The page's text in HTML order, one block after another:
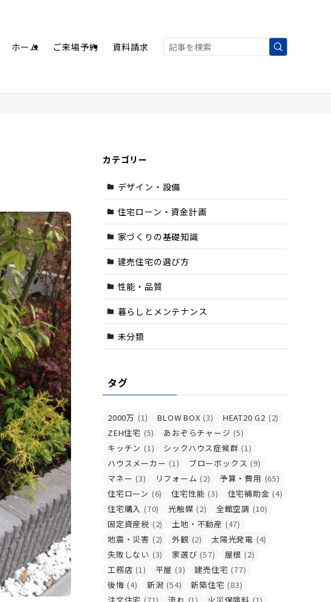
ホーム ご来場予約 資料請求
カテゴリー
デザイン・設備
住宅ローン・資金計画
家づくりの基礎知識
建売住宅の選び方
性能・品質
暮らしとメンテナンス
未分類
タグ
2000万 (1) BLOW BOX (3) HEAT20 G2 (2)
ZEH住宅 (5) あおぞらチャージ (5)
キッチン (1) シックハウス症候群 (1)
ハウスメーカー (1) ブローボックス (9)
マネー (3) リフォーム (2) 予算・費用 (65)
住宅ローン (6) 住宅性能 (3) 住宅補助金 (4)
住宅購入 (70) 光触媒 (2) 全館空調 (10)
固定資産税 (2) 土地・不動産 (47)
地震・災害 (2) 外観 (2) 太陽光発電 (4)
失敗しない (3) 家選び (57) 屋根 (2)
工務店 (1) 平屋 (3) 建売住宅 (77)
後悔 (4) 新潟 (54) 新築住宅 (83)